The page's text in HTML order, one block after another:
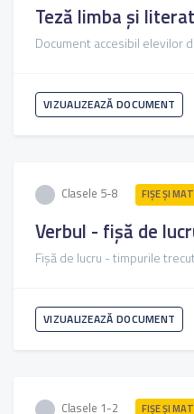
Teză limba și
Document accesibil elevilor
VIZUALIZEAZĂ DOCUMENT
Clasele 5-8 FIŞE ŞI
Verbul - fișă de
Fișă de lucru - timpurile
VIZUALIZEAZĂ DOCUMENT
Clasele 1-2 FIŞE ŞI